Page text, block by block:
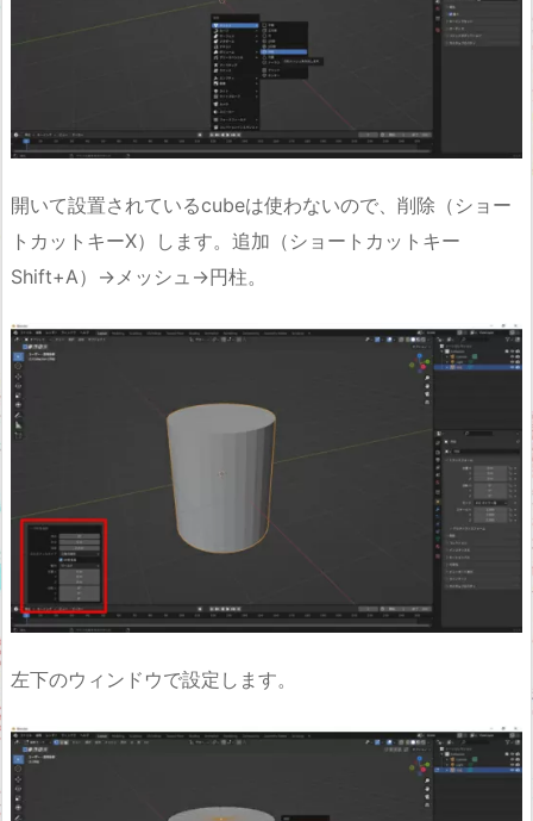
開いて設置されているcubeは使わないので、削除（ショー
トカットキーX）します。追加（ショートカットキー
Shift+A）→メッシュ→円柱。
左下のウィンドウで設定します。